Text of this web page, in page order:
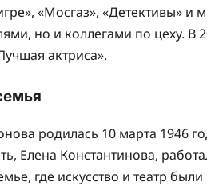
«Мосгаз», «Детективы»
но и коллегами по цеху. В
актриса».
родилась 10 марта 1946
Елена Константинова,
где искусство и театр